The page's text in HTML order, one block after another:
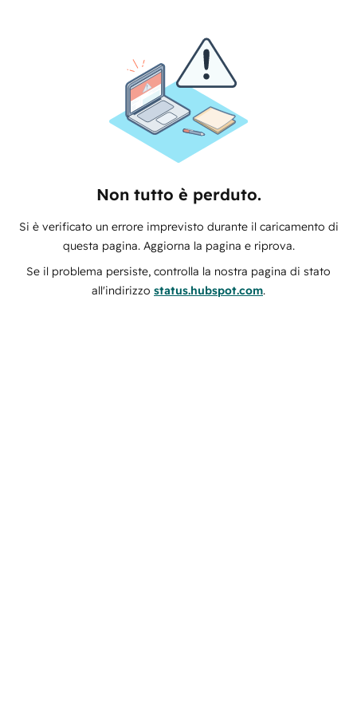
Non tutto è perduto.
Si è verificato un errore imprevisto durante il caricamento di
questa pagina. Aggiorna la pagina e riprova.
Se il problema persiste, controlla la nostra pagina di stato
all'indirizzo status.hubspot.com.